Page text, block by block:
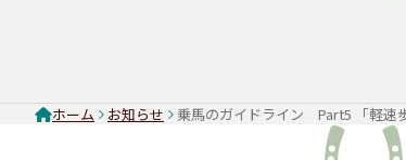
ホーム お知らせ 乗馬のガイドライン Part5 「軽速